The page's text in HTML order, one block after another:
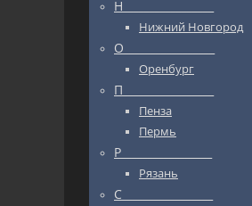
Н_________________
Нижний Новгород
О_________________
Оренбург
П_________________
Пенза
Пермь
Р_________________
Рязань
С_________________